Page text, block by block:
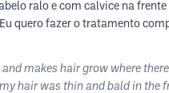
ralo e com calvice na
quero fazer o tratamento
makes hair grow where
hair was thin and bald in the